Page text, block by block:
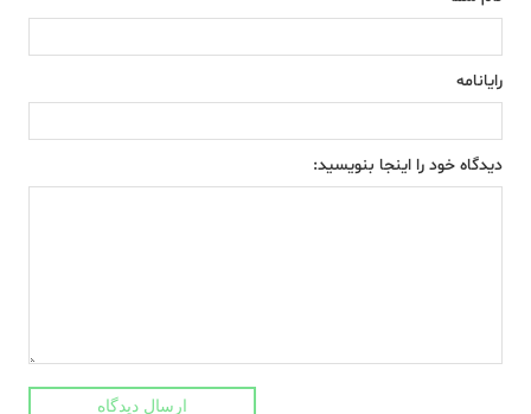
رایانامه
دیدگاه خود را اینجا بنویسید:
ارسال دیدگاه